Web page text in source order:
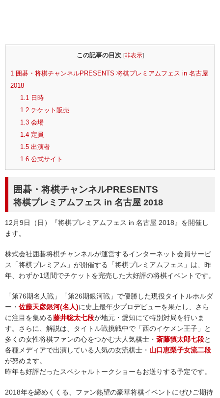
この記事の目次 [非表示]
1 囲碁・将棋チャンネルPRESENTS 将棋プレミアムフェス in 名古屋
2018
1.1 日時
1.2チケット販売
1.3会場
1.4定員
1.5出演者
1.6公式サイト
囲碁・将棋チャンネルPRESENTS
将棋プレミアムフェス in 名古屋 2018
12月9日（日）『将棋プレミアムフェス in 名古屋 2018』を開催し
ます。
株式会社囲碁将棋チャンネルが運営するインターネット会員サービ
ス「将棋プレミアム」が開催する「将棋プレミアムフェス」は、昨
年、わずか1週間でチケットを完売した大好評の将棋イベントです。
「第76期名人戦」「第26期銀河戦」で優勝した現役タイトルホルダ
ー・ 佐藤天彦銀河(名人)に史上最年少プロデビューを果たし、さら
に注目を集める藤井聡太七段が地元・愛知にて特別対局を行いま
す。さらに、解説は、タイトル戦挑戦中で「西のイケメン王子」と
多くの女性将棋ファンの心をつかむ大人気棋士・ 斎藤慎太郎七段と
各種メディアで出演している人気の女流棋士・ 山口恵梨子女流二段
が努めます。
昨年も好評だったスペシャルトークショーもお送りする予定です。
2018年を締めくくる、ファン熱望の豪華将棋イベントにぜひご期待